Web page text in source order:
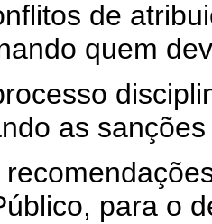
de
quem
as
para o